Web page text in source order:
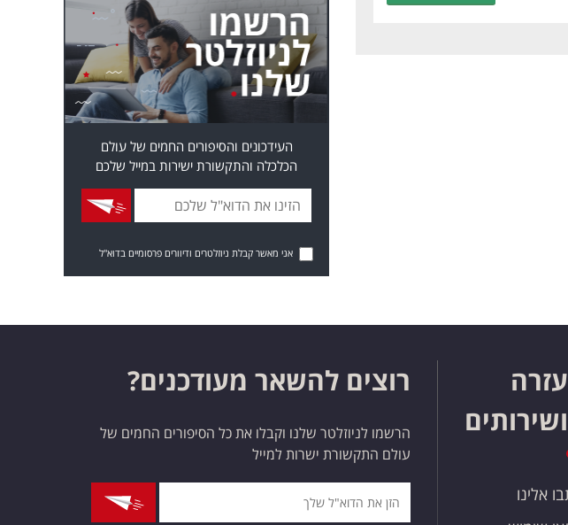
העידכונים והסיפורים החמים של עולם
הכלכלה והתקשורת ישירות במייל שלכם
אני מאשר קבלת ניוזלטרים ודיוורים פרסומיים בדוא"ל
עזרה
ושירותים
אלינו
רוצים להשאר מעודכנים?
הרשמו לניוזלטר שלנו וקבלו את כל הסיפורים החמים של
עולם התקשורת ישרות למייל